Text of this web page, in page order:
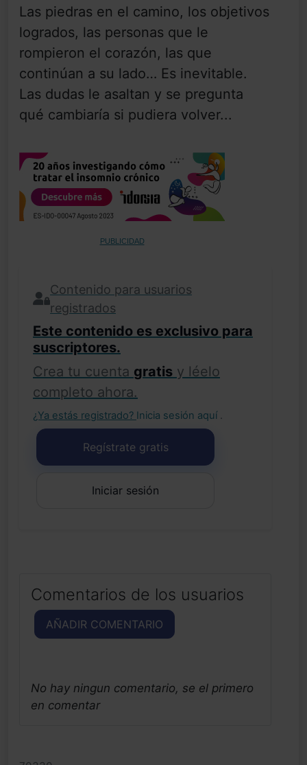
Las piedras en el camino, los objetivos
logrados, las personas que le
rompieron el corazón, las que
continúan a su lado… Es inevitable.
Las dudas le asaltan y se pregunta
qué cambiaría si pudiera volver...
PUBLICIDAD
Contenido para usuarios
registrados
Este contenido es exclusivo para
suscriptores.
Crea tu cuenta gratis y léelo
completo ahora.
¿Ya estás registrado? Inicia sesión aquí .
Regístrate gratis
Iniciar sesión
Comentarios de los usuarios
AÑADIR COMENTARIO
No hay ningun comentario, se el primero
en comentar